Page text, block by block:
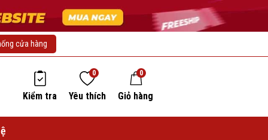
cửa hàng
Kiểm tra Yêu thích
0
Giỏ hàng
0